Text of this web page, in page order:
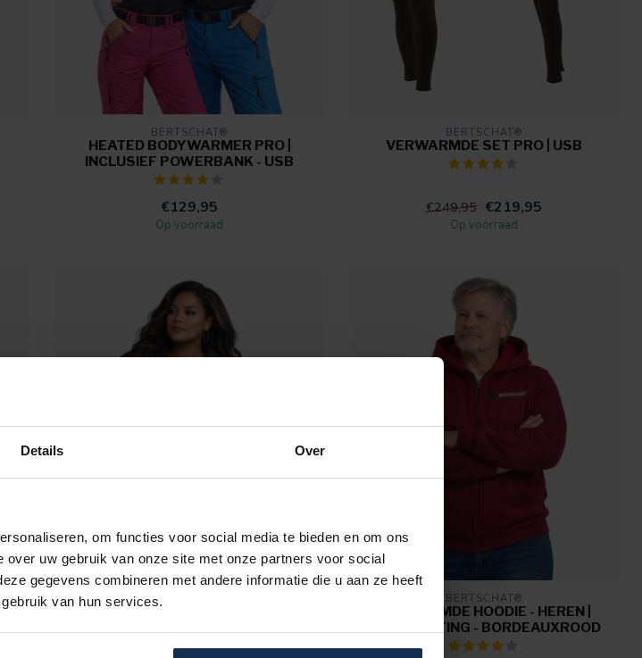
Details Over
om functies voor social media te bieden en om ons
uw gebruik van onze site met onze partners voor social
gegevens combineren met andere informatie die u aan ze heeft
van hun services.
BERTSCHAT®
HEATED BODYWARMER PRO |
INCLUSIEF POWERBANK - USB
€129,95
Op voorraad
BERTSCHAT®
VERWARMDE SET PRO | USB
€249,95 €219,95
Op voorraad
BERTSCHAT®
VERWARMDE HOODIE - DAMES |
BERTSCHAT®
VERWARMDE HOODIE - HEREN |
DUAL HEATING - BORDEAUXROOD